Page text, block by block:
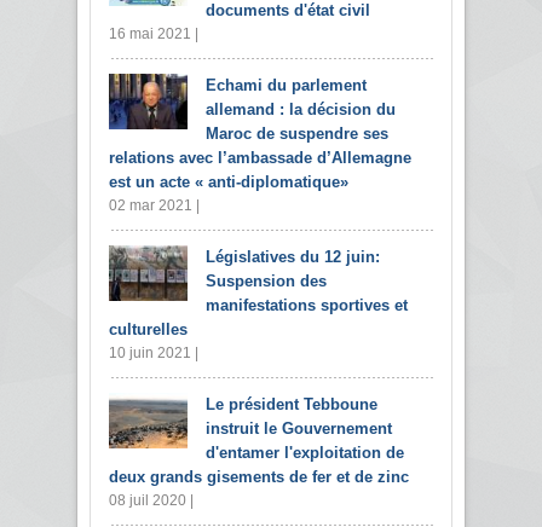
documents d'état civil
16 mai 2021 |
Echami du parlement
allemand : la décision du
Maroc de suspendre ses
relations avec l’ambassade d’Allemagne
est un acte « anti-diplomatique»
02 mar 2021 |
Législatives du 12 juin:
Suspension des
manifestations sportives et
culturelles
10 juin 2021 |
Le président Tebboune
instruit le Gouvernement
d'entamer l'exploitation de
deux grands gisements de fer et de zinc
08 juil 2020 |